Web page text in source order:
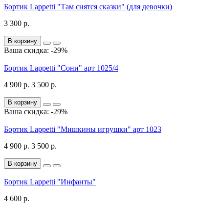
Бортик Lappetti "Там снятся сказки" (для девочки)
3 300 р.
В корзину
Ваша скидка: -29%
Бортик Lappetti "Сони" арт 1025/4
4 900 р. 3 500 р.
В корзину
Ваша скидка: -29%
Бортик Lappetti "Мишкины игрушки" арт 1023
4 900 р. 3 500 р.
В корзину
Бортик Lappetti "Инфанты"
4 600 р.